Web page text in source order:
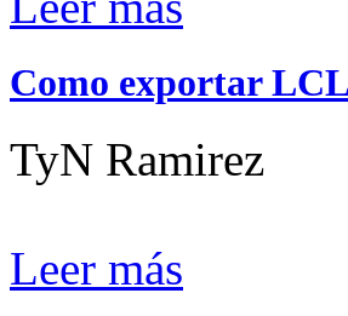
Como exportar
TyN Ramirez
Leer más